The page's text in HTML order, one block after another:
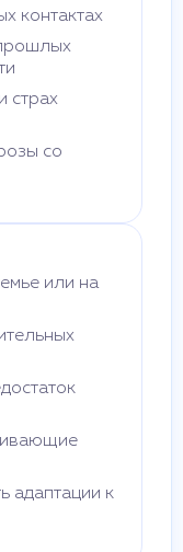
контактах
страх
со
или на
адаптации к